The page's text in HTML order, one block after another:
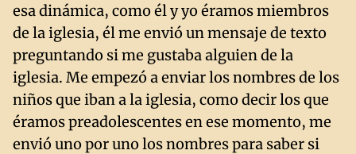
esa dinámica, como él y yo éramos miembros
de la iglesia, él me envió un mensaje de texto
preguntando si me gustaba alguien de la
iglesia. Me empezó a enviar los nombres de los
niños que iban a la iglesia, como decir los que
éramos preadolescentes en ese momento, me
envió uno por uno los nombres para saber si